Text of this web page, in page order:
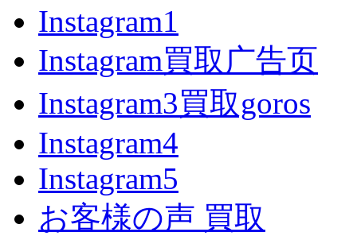
Instagram1
Instagram買取广告页
Instagram3買取goros
Instagram4
Instagram5
お客様の声 買取